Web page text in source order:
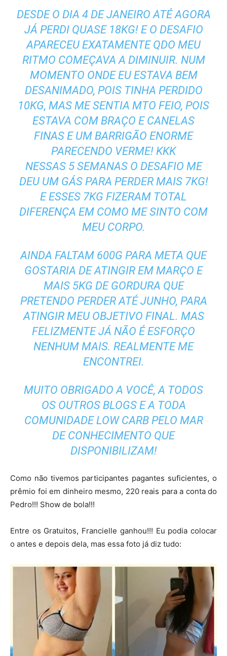
DESDE O DIA 4 DE JANEIRO ATÉ AGORA
JÁ PERDI QUASE 18KG! E O DESAFIO
APARECEU EXATAMENTE QDO MEU
RITMO COMEÇAVA A DIMINUIR. NUM
MOMENTO ONDE EU ESTAVA BEM
DESANIMADO, POIS TINHA PERDIDO
10KG, MAS ME SENTIA MTO FEIO, POIS
ESTAVA COM BRAÇO E CANELAS
FINAS E UM BARRIGÃO ENORME
PARECENDO VERME! KKK
NESSAS 5 SEMANAS O DESAFIO ME
DEU UM GÁS PARA PERDER MAIS 7KG!
E ESSES 7KG FIZERAM TOTAL
DIFERENÇA EM COMO ME SINTO COM
MEU CORPO.
AINDA FALTAM 600G PARA META QUE
GOSTARIA DE ATINGIR EM MARÇO E
MAIS 5KG DE GORDURA QUE
PRETENDO PERDER ATÉ JUNHO, PARA
ATINGIR MEU OBJETIVO FINAL. MAS
FELIZMENTE JÁ NÃO É ESFORÇO
NENHUM MAIS. REALMENTE ME
ENCONTREI.
MUITO OBRIGADO A VOCÊ, A TODOS
OS OUTROS BLOGS E A TODA
COMUNIDADE LOW CARB PELO MAR
DE CONHECIMENTO QUE
DISPONIBILIZAM!
Como não tivemos participantes pagantes suficientes, o
prêmio foi em dinheiro mesmo, 220 reais para a conta do
Pedro!!! Show de bola!!!
Entre os Gratuitos, Francielle ganhou!!! Eu podia colocar
o antes e depois dela, mas essa foto já diz tudo: